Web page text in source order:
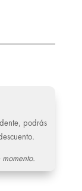
podrás